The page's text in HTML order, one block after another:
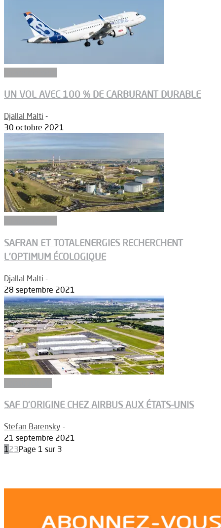
UN VOL AVEC 100 % DE CARBURANT DURABLE
Djallal Malti -
30 octobre 2021
SAFRAN ET TOTALENERGIES RECHERCHENT
L’OPTIMUM ÉCOLOGIQUE
Djallal Malti -
28 septembre 2021
SAF D’ORIGINE CHEZ AIRBUS AUX ÉTATS-UNIS
Stefan Barensky -
21 septembre 2021
123Page 1 sur 3